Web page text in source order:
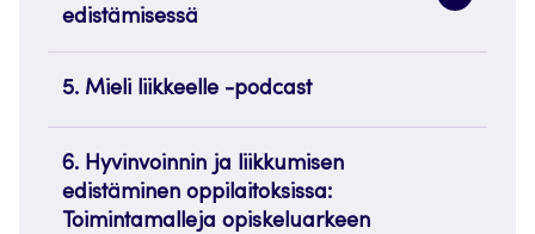
edistämisessä
5. Mieli liikkeelle -podcast
6. Hyvinvoinnin ja liikkumisen
edistäminen oppilaitoksissa:
Toimintamalleja opiskeluarkeen